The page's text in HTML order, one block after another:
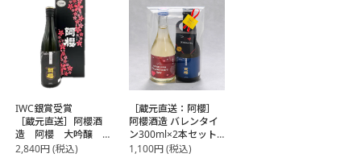
IWC銀賞受賞
［蔵元直送］阿櫻酒
造 阿櫻 大吟醸
720ml
2,840円(税込)
［蔵元直送：阿櫻］
阿櫻酒造 バレンタイ
ン300ml×2本セット
［冷蔵］【2～3営業
1,100円(税込)